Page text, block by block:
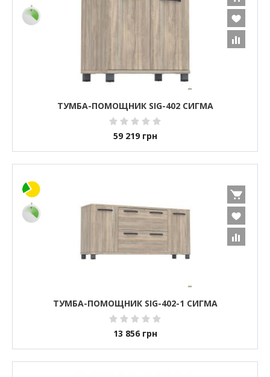
ТУМБА-ПОМОЩНИК SIG-402 СИГМА
59 219 грн
ТУМБА-ПОМОЩНИК SIG-402-1 СИГМА
13 856 грн